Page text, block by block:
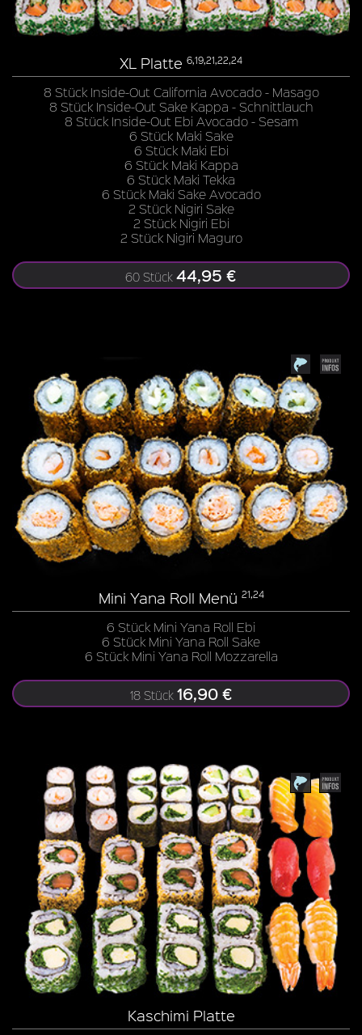
XL Platte 6,19,21,22,24
8 Stück Inside-Out California Avocado - Masago
8 Stück Inside-Out Sake Kappa - Schnittlauch
8 Stück Inside-Out Ebi Avocado - Sesam
6 Stück Maki Sake
6 Stück Maki Ebi
6 Stück Maki Kappa
6 Stück Maki Tekka
6 Stück Maki Sake Avocado
2 Stück Nigiri Sake
2 Stück Nigiri Ebi
2 Stück Nigiri Maguro
60 Stück 44,95 €
Mini Yana Roll Menü 21,24
6 Stück Mini Yana Roll Ebi
6 Stück Mini Yana Roll Sake
6 Stück Mini Yana Roll Mozzarella
18 Stück 16,90 €
Kaschimi Platte